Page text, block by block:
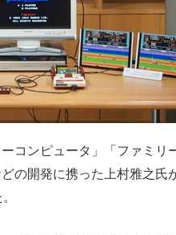
コンピュータ」「ファミリ
の開発に携った上村雅之氏